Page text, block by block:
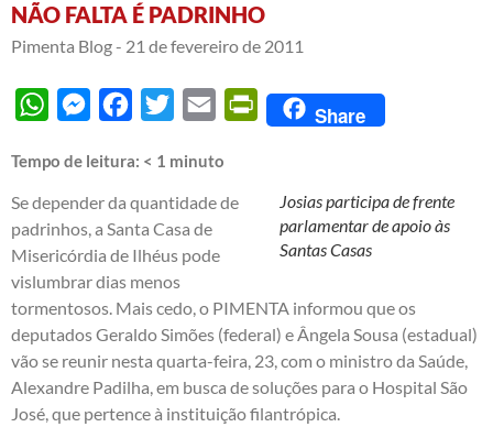
NÃO FALTA É PADRINHO
Pimenta Blog - 21 de fevereiro de 2011
WhatsAppMessengerFacebook
Twitter Email PrintFriendly
Share
Tempo de leitura: < 1 minuto
Josias participa de frente
parlamentar de apoio às
Santas Casas
Se depender da quantidade de
padrinhos, a Santa Casa de
Misericórdia de Ilhéus pode
vislumbrar dias menos
tormentosos. Mais cedo, o PIMENTA informou que os
deputados Geraldo Simões (federal) e Ângela Sousa (estadual)
vão se reunir nesta quarta-feira, 23, com o ministro da Saúde,
Alexandre Padilha, em busca de soluções para o Hospital São
José, que pertence à instituição filantrópica.